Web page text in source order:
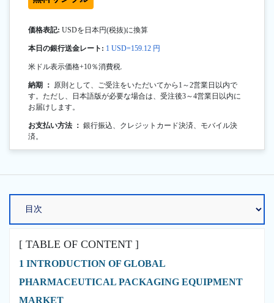
価格表記: USDを日本円(税抜)に換算
本日の銀行送金レート: 1 USD=159.12 円
米ドル表示価格+10％消費税.
納期 ： 原則として、ご受注をいただいてから1～2営業日以内で
す。ただし、日本語版が必要な場合は、受注後3～4営業日以内に
お届けします。
お支払い方法 ： 銀行振込、クレジットカード決済、モバイル決
済。
[ TABLE OF CONTENT ]
1 INTRODUCTION OF GLOBAL
PHARMACEUTICAL PACKAGING EQUIPMENT
MARKET